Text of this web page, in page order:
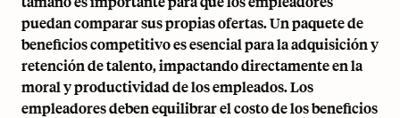
puedan comparar sus propias ofertas. Un paquete de
beneficios competitivo es esencial para la adquisición y
retención de talento, impactando directamente en la
moral y productividad de los empleados. Los
empleadores deben equilibrar el costo de los beneficios